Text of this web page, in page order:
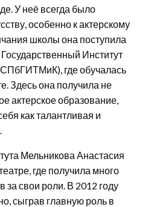
У неё всегда было
особенно к актерскому
школы она поступила
Институт
где обучалась
Здесь она получила не
актерское образование,
как талантливая и
Мельникова Анастасия
где получила много
за свои роли. В 2012 году
сыграв главную роль в